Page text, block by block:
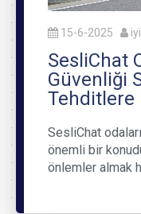
15-6-2025
SesliChat
Güvenliği
Tehditlere
SesliChat
önemli bir
önlemler almak